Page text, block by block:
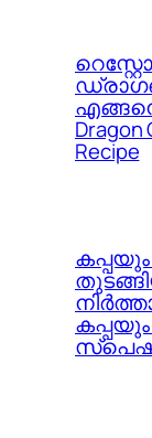
എങ്ങനെ
Dragon
Recipe
കപ്പയും